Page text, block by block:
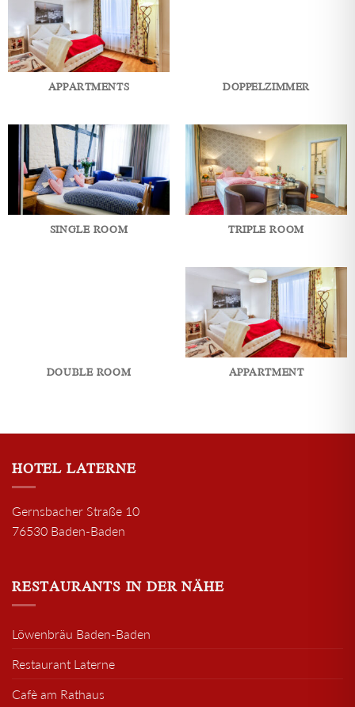
APPARTMENTS DOPPELZIMMER
SINGLE ROOM TRIPLE ROOM
DOUBLE ROOM APPARTMENT
HOTEL LATERNE
Gernsbacher Straße 10
76530 Baden-Baden
RESTAURANTS IN DER NÄHE
Löwenbräu Baden-Baden
Restaurant Laterne
Cafè am Rathaus